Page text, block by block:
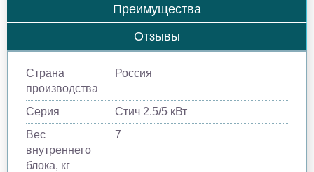
Преимущества
Отзывы
Страна
производства
Россия
Серия
Стич 2.5/5 кВт
Вес
внутреннего
блока, кг
7